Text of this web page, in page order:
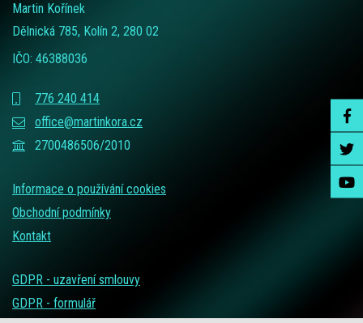
Martin Kořínek
Dělnická 785, Kolín 2, 280 02
IČO: 46388036
776 240 414
office@martinkora.cz
2700486506/2010
Informace o používání cookies
Obchodní podmínky
Kontakt
GDPR - uzavření smlouvy
GDPR - formulář